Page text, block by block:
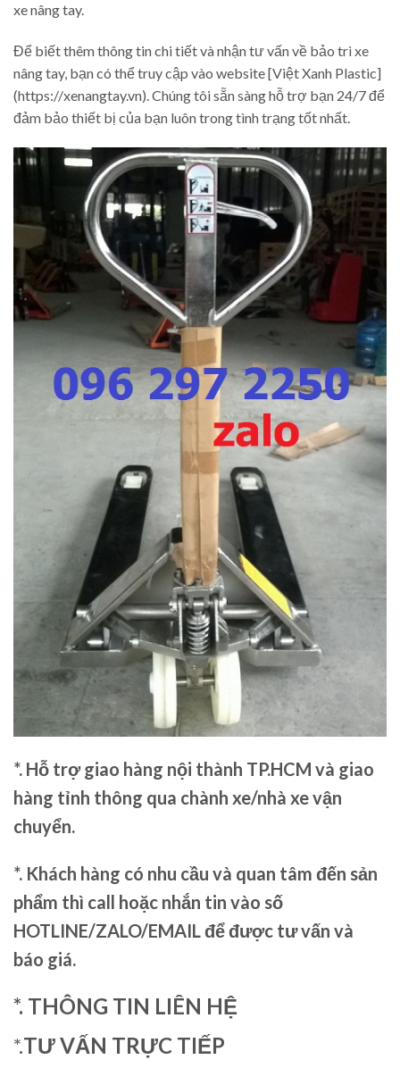
xe nâng tay.
Để biết thêm thông tin chi tiết và nhận tư vấn về bảo trì xe
nâng tay, bạn có thể truy cập vào website [Việt Xanh Plastic]
(https://xenangtay.vn). Chúng tôi sẵn sàng hỗ trợ bạn 24/7 để
đảm bảo thiết bị của bạn luôn trong tình trạng tốt nhất.
*. Hỗ trợ giao hàng nội thành TP.HCM và giao
hàng tỉnh thông qua chành xe/nhà xe vận
chuyển.
*. Khách hàng có nhu cầu và quan tâm đến sản
phẩm thì call hoặc nhắn tin vào số
HOTLINE/ZALO/EMAIL để được tư vấn và
báo giá.
*. THÔNG TIN LIÊN HỆ
*.TƯ VẤN TRỰC TIẾP